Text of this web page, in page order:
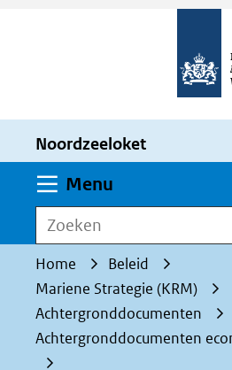
worden
toegestaan
geweigerd.
Noordzeeloket
Menu
Zoeken
Home
Beleid
Mariene Strategie (KRM)
Achtergronddocumenten
Achtergronddocumenten